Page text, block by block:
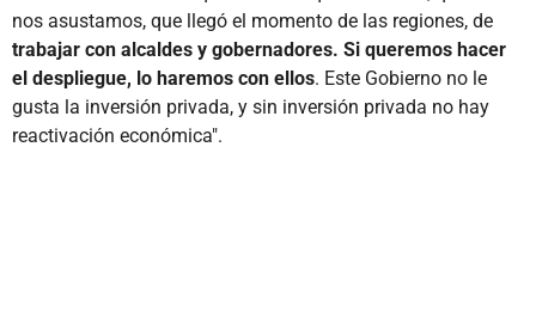
nos asustamos, que llegó el momento de las regiones, de
trabajar con alcaldes y gobernadores. Si queremos hacer
el despliegue, lo haremos con ellos. Este Gobierno no le
gusta la inversión privada, y sin inversión privada no hay
reactivación económica".